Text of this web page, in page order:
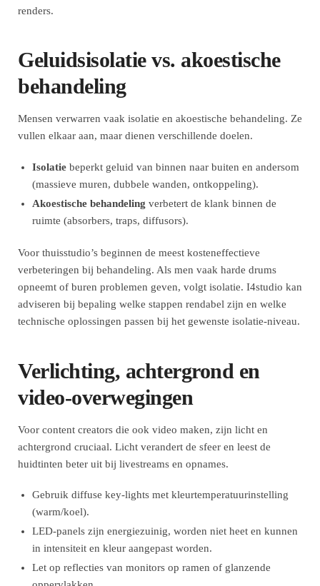
renders.
Geluidsisolatie vs. akoestische
behandeling
Mensen verwarren vaak isolatie en akoestische behandeling. Ze
vullen elkaar aan, maar dienen verschillende doelen.
Isolatie beperkt geluid van binnen naar buiten en andersom
(massieve muren, dubbele wanden, ontkoppeling).
Akoestische behandeling verbetert de klank binnen de
ruimte (absorbers, traps, diffusors).
Voor thuisstudio’s beginnen de meest kosteneffectieve
verbeteringen bij behandeling. Als men vaak harde drums
opneemt of buren problemen geven, volgt isolatie. I4studio kan
adviseren bij bepaling welke stappen rendabel zijn en welke
technische oplossingen passen bij het gewenste isolatie-niveau.
Verlichting, achtergrond en
video-overwegingen
Voor content creators die ook video maken, zijn licht en
achtergrond cruciaal. Licht verandert de sfeer en leest de
huidtinten beter uit bij livestreams en opnames.
Gebruik diffuse key-lights met kleurtemperatuurinstelling
(warm/koel).
LED-panels zijn energiezuinig, worden niet heet en kunnen
in intensiteit en kleur aangepast worden.
Let op reflecties van monitors op ramen of glanzende